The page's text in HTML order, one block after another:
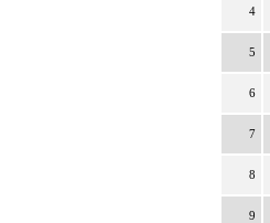
4
5
6
7
8
9